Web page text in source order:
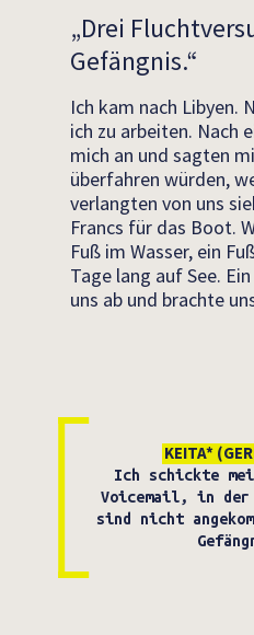
„Drei
Gefängnis.“
Ich kam nach Libyen.
ich zu arbeiten. Nach
mich an und sagten
überfahren würden,
verlangten von uns
Francs für das Boot.
Fuß im Wasser, ein
Tage lang auf See.
uns ab und brachte
KEITA*
Ich schickte
Voicemail, in
sind nicht